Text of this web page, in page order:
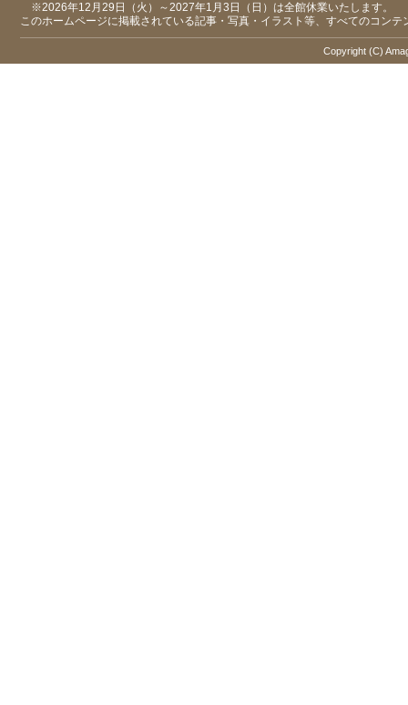
※2026年12月29日（火）～2027年1月3日（日）は全館休業いたします。
このホームページに掲載されている記事・写真・イラスト等、すべてのコン
Copyright (C)